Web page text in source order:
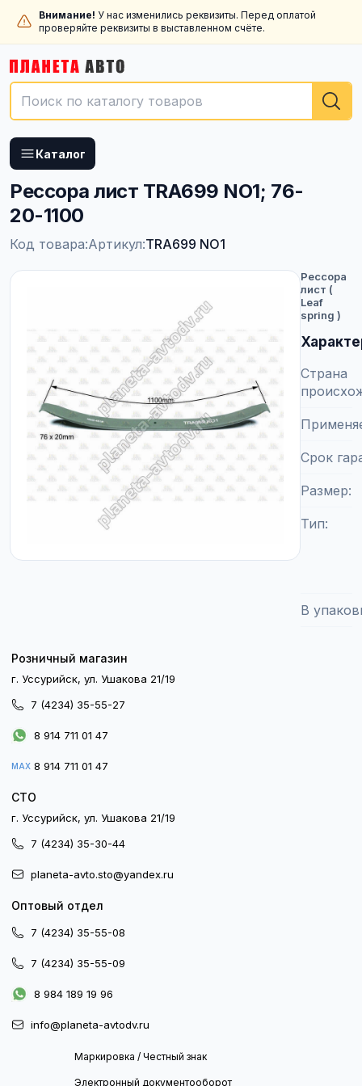
Внимание! У нас изменились реквизиты. Перед оплатой
проверяйте реквизиты в выставленном счёте.
Каталог
Рессора лист TRA699 NO1; 76-
20-1100
Код товара:Артикул:TRA699 NO1
Рессора
лист (
Leaf
spring )
Страна
Срок
Размер
Тип
В
Розничный магазин
г. Уссурийск, ул. Ушакова 21/19
7 (4234) 35-55-27
8 914 711 01 47
MAX 8 914 711 01 47
СТО
г. Уссурийск, ул. Ушакова 21/19
7 (4234) 35-30-44
planeta-avto.sto@yandex.ru
Оптовый отдел
7 (4234) 35-55-08
7 (4234) 35-55-09
8 984 189 19 96
info@planeta-avtodv.ru
Маркировка / Честный знак
Электронный документооборот